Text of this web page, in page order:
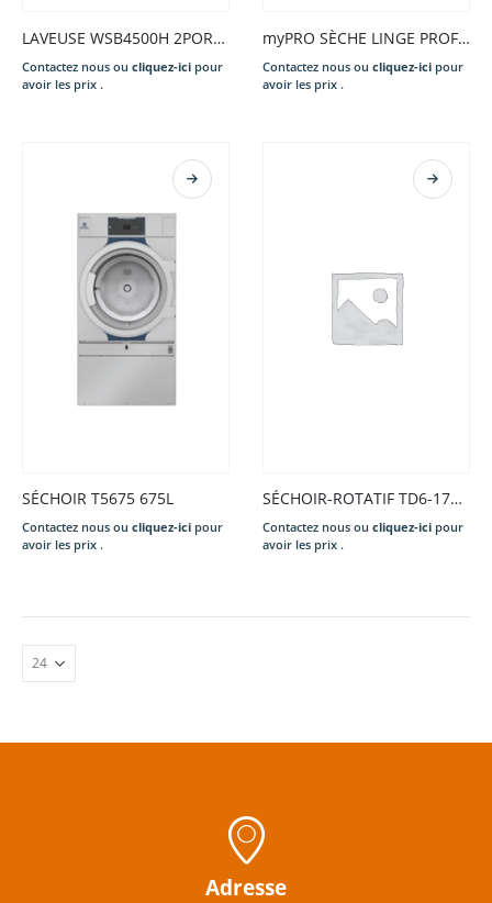
LAVEUSE WSB4500H 2PORTES 500L
Contactez nous ou cliquez-ici pour
avoir les prix .
myPRO SÈCHE LINGE PROFESSIONNEL 8 KG
Contactez nous ou cliquez-ici pour
avoir les prix .
SÉCHOIR T5675 675L
Contactez nous ou cliquez-ici pour
avoir les prix .
SÉCHOIR-ROTATIF TD6-17S 17KG TAMB.GALVA EL 13,5KW 400/50/3N COMPASS PRO 6L80 2.E/S ARGE/GALVA PORT.DROI. P.EXT. INV.RO..
Contactez nous ou cliquez-ici pour
avoir les prix .
Adresse